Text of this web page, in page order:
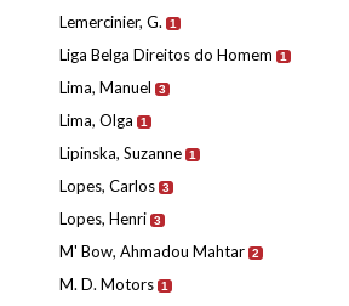
Lemercinier, G. 1
Liga Belga Direitos do Homem 1
Lima, Manuel 3
Lima, Olga 1
Lipinska, Suzanne 1
Lopes, Carlos 3
Lopes, Henri 3
M' Bow, Ahmadou Mahtar 2
M. D. Motors 1